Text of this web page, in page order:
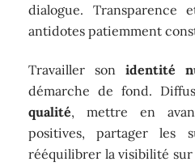
dialogue. Transparence
antidotes patiemment
Travailler sonidentité
démarche de fond.
qualité, mettre en
positives, partager les
rééquilibrer la visibilité